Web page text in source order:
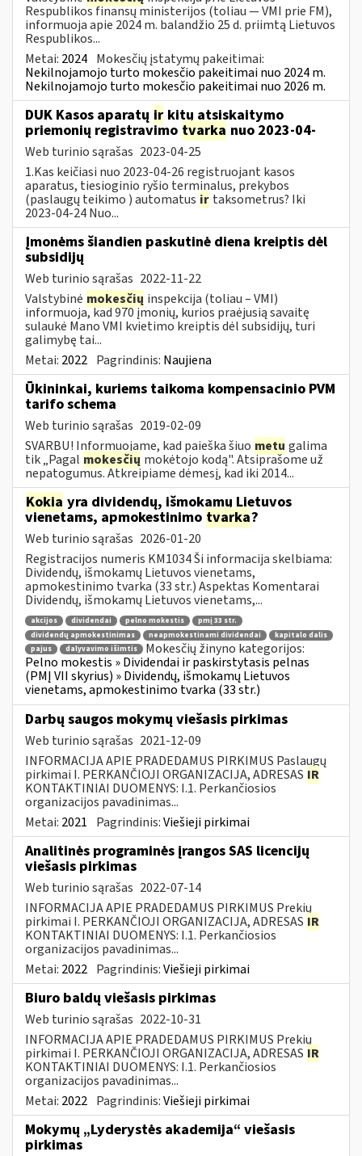
Respublikos finansų ministerijos (toliau — VMI prie FM),
informuoja apie 2024 m. balandžio 25 d. priimtą Lietuvos
Respublikos...
Metai: 2024 Mokesčių įstatymų pakeitimai:
Nekilnojamojo turto mokesčio pakeitimai nuo 2024 m.
Nekilnojamojo turto mokesčio pakeitimai nuo 2026 m.
DUK Kasos aparatų ir kitų atsiskaitymo
priemonių registravimo tvarka nuo 2023-04-
Web turinio sąrašas 2023-04-25
1.Kas keičiasi nuo 2023-04-26 registruojant kasos
aparatus, tiesioginio ryšio terminalus, prekybos
(paslaugų teikimo ) automatus ir taksometrus? Iki
2023-04-24 Nuo...
Įmonėms šiandien paskutinė diena kreiptis dėl
subsidijų
Web turinio sąrašas 2022-11-22
Valstybinė mokesčių inspekcija (toliau – VMI)
informuoja, kad 970 įmonių, kurios praėjusią savaitę
sulaukė Mano VMI kvietimo kreiptis dėl subsidijų, turi
galimybę tai...
Metai: 2022 Pagrindinis: Naujiena
Ūkininkai, kuriems taikoma kompensacinio PVM
tarifo schema
Web turinio sąrašas 2019-02-09
SVARBU! Informuojame, kad paieška šiuo metu galima
tik „Pagal mokesčių mokėtojo kodą". Atsiprašome už
nepatogumus. Atkreipiame dėmesį, kad iki 2014...
Kokia yra dividendų, išmokamų Lietuvos
vienetams, apmokestinimo tvarka?
Web turinio sąrašas 2026-01-20
Registracijos numeris KM1034 Ši informacija skelbiama:
Dividendų, išmokamų Lietuvos vienetams,
apmokestinimo tvarka (33 str.) Aspektas Komentarai
Dividendų, išmokamų Lietuvos vienetams,...
akcijos dividendai pelno mokestis
pmį 33 str.
dividendų apmokestinimas
neapmokestinami dividendai
kapitalo dalis
pajus
dalyvavimo išimtis
Mokesčių žinyno kategorijos:
Pelno mokestis » Dividendai ir paskirstytasis pelnas
(PMĮ VII skyrius) » Dividendų, išmokamų Lietuvos
vienetams, apmokestinimo tvarka (33 str.)
Darbų saugos mokymų viešasis pirkimas
Web turinio sąrašas 2021-12-09
INFORMACIJA APIE PRADEDAMUS PIRKIMUS Paslaugų
pirkimai I. PERKANČIOJI ORGANIZACIJA, ADRESAS IR
KONTAKTINIAI DUOMENYS: I.1. Perkančiosios
organizacijos pavadinimas...
Metai: 2021 Pagrindinis:Viešieji pirkimai
Analitinės programinės įrangos SAS licencijų
viešasis pirkimas
Web turinio sąrašas 2022-07-14
INFORMACIJA APIE PRADEDAMUS PIRKIMUS Prekių
pirkimai I. PERKANČIOJI ORGANIZACIJA, ADRESAS IR
KONTAKTINIAI DUOMENYS: I.1. Perkančiosios
organizacijos pavadinimas...
Metai: 2022 Pagrindinis:Viešieji pirkimai
Biuro baldų viešasis pirkimas
Web turinio sąrašas 2022-10-31
INFORMACIJA APIE PRADEDAMUS PIRKIMUS Prekių
pirkimai I. PERKANČIOJI ORGANIZACIJA, ADRESAS IR
KONTAKTINIAI DUOMENYS: I.1. Perkančiosios
organizacijos pavadinimas...
Metai: 2022 Pagrindinis:Viešieji pirkimai
Mokymų „Lyderystės akademija“ viešasis
pirkimas